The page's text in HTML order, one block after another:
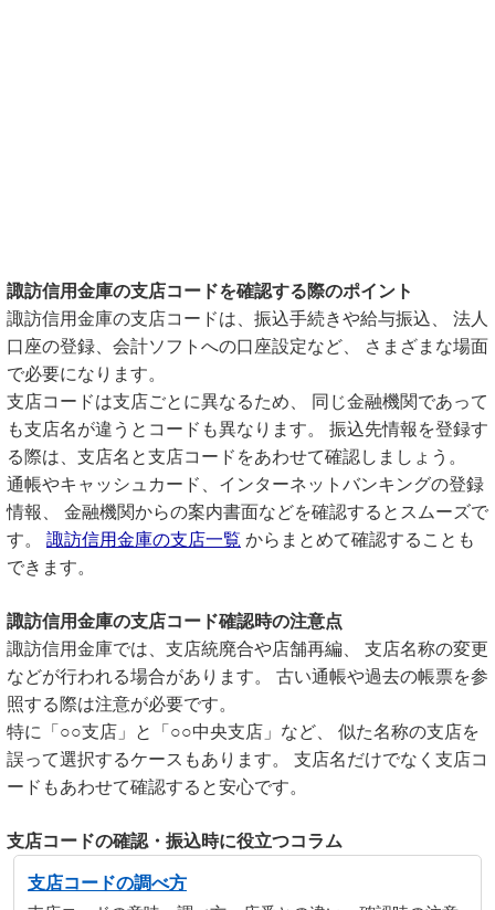
諏訪信用金庫の支店コードを確認する際のポイント
諏訪信用金庫の支店コードは、振込手続きや給与振込、 法人
口座の登録、会計ソフトへの口座設定など、 さまざまな場面
で必要になります。
支店コードは支店ごとに異なるため、 同じ金融機関であって
も支店名が違うとコードも異なります。 振込先情報を登録す
る際は、支店名と支店コードをあわせて確認しましょう。
通帳やキャッシュカード、インターネットバンキングの登録
情報、 金融機関からの案内書面などを確認するとスムーズで
す。 諏訪信用金庫の支店一覧 からまとめて確認することも
できます。
諏訪信用金庫の支店コード確認時の注意点
諏訪信用金庫では、支店統廃合や店舗再編、 支店名称の変更
などが行われる場合があります。 古い通帳や過去の帳票を参
照する際は注意が必要です。
特に「○○支店」と「○○中央支店」など、 似た名称の支店を
誤って選択するケースもあります。 支店名だけでなく支店コ
ードもあわせて確認すると安心です。
支店コードの確認・振込時に役立つコラム
支店コードの調べ方